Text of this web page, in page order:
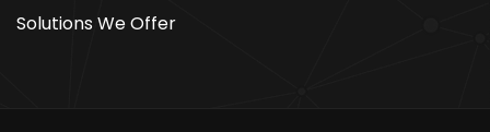
Solutions We Offer